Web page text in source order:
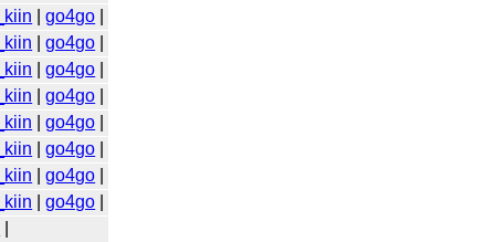
|go4go
|go4go
|go4go
|go4go
|go4go
|go4go
|go4go
|go4go